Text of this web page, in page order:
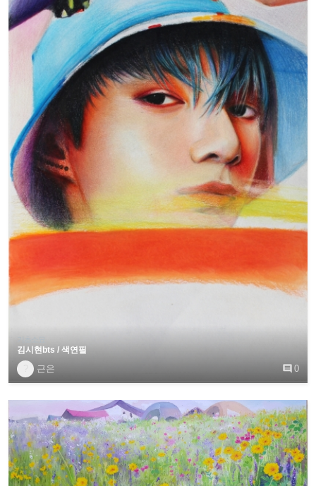
기초소묘
김시현bts / 색연필
근은  0